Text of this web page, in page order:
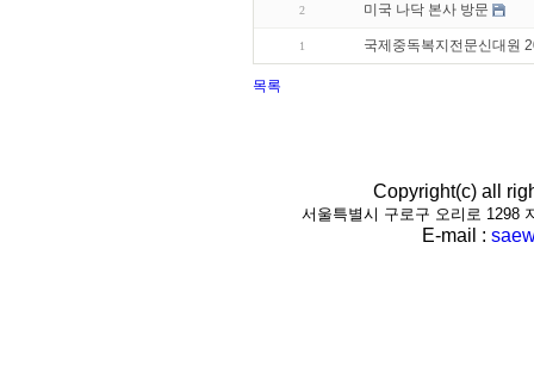
2 미국 나닥 본사 방문
1 국제중독복지전문신대원
목록
Copyright(c) all
서울특별시 구로구 오리로 1298
E-mail :